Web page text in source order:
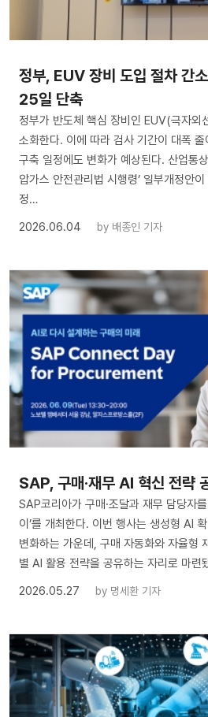
정부, EUV 장비 도입 절차 간
25일 단축
정부가 반도체 핵심 장비인 EUV(극자외
소화한다. 이에 따라 검사 기간이 대폭
구축 일정에도 변화가 예상된다. 산업통
압가스 안전관리법 시행령’ 일부개정안
정…
2026.06.04
by 배종인 기자
SAP, 구매·재무 AI 혁신 전략
SAP코리아가 구매·조달과 재무 담당자
이’를 개최한다. 이번 행사는 생성형 AI
변화하는 가운데, 구매 자동화와 자율형
별 AI 활용 전략을 공유하는 자리로 마
2026.05.27
by 명세환 기자